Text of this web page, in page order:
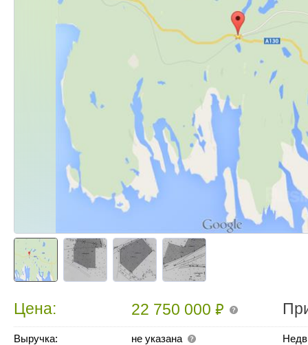
Цена: 22 750 000₽
Выручка:
не указана